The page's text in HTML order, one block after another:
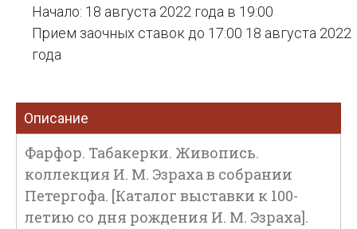
Начало: 18 августа 2022 года в 19:00
Прием заочных ставок до 17:00 18 августа 2022
года
Описание
Фарфор. Табакерки. Живопись.
коллекция И. М. Эзраха в собрании
Петергофа. [Каталог выставки к 100-
летию со дня рождения И. М. Эзраха].